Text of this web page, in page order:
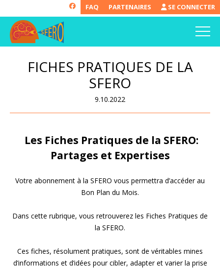
SE CONNECTER
PARTENAIRES
FAQ
FICHES PRATIQUES DE LA
SFERO
9.10.2022
Les Fiches Pratiques de la SFERO:
Partages et Expertises
Votre abonnement à la SFERO vous permettra d’accéder au
Bon Plan du Mois.
Dans cette rubrique, vous retrouverez les Fiches Pratiques de
la SFERO.
Ces fiches, résolument pratiques, sont de véritables mines
d’informations et d’idées pour cibler, adapter et varier la prise